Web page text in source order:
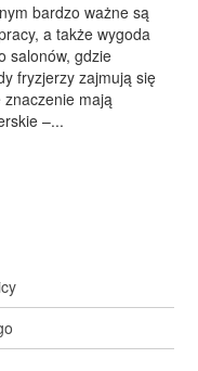
bardzo ważne są
a także wygoda
salonów, gdzie
fryzjerzy zajmują się
znaczenie mają
–...